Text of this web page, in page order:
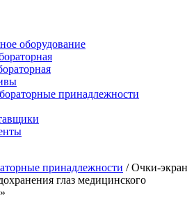
оборудование
принадлежности
принадлежности / Очки-экран
глаз медицинского